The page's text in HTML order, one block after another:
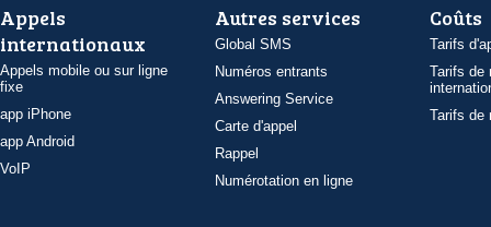
Appels
internationaux
Appels mobile ou sur ligne
fixe
app iPhone
app Android
VoIP
Autres services
Global SMS
Numéros entrants
Answering Service
Carte d'appel
Rappel
Numérotation en ligne
Coûts
Tarifs
Tarifs de
Tarifs de